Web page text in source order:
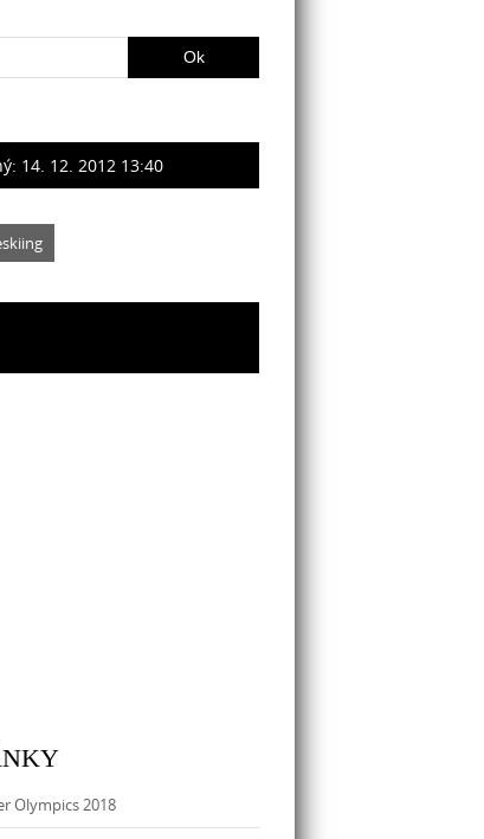
14. 12. 2012 13:40
Olympics 2018